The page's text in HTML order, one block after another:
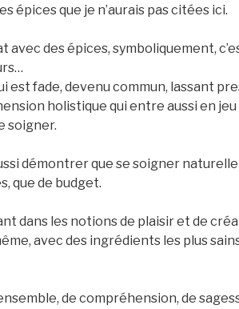
épices que je n’aurais pas citées ici.
avec des épices, symboliquement,
est fade, devenu commun, lassant
holistique qui entre aussi en
soigner.
démontrer que se soigner
que de budget.
dans les notions de plaisir et de
avec des ingrédients les plus
de compréhension, de